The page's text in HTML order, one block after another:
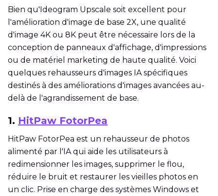
Bien qu'Ideogram Upscale soit excellent pour
l'amélioration d'image de base 2X, une qualité
d'image 4K ou 8K peut être nécessaire lors de la
conception de panneaux d'affichage, d'impressions
ou de matériel marketing de haute qualité. Voici
quelques rehausseurs d'images IA spécifiques
destinés à des améliorations d'images avancées au-
delà de l'agrandissement de base.
1. HitPaw FotorPea
HitPaw FotorPea est un rehausseur de photos
alimenté par l'IA qui aide les utilisateurs à
redimensionner les images, supprimer le flou,
réduire le bruit et restaurer les vieilles photos en
un clic. Prise en charge des systèmes Windows et